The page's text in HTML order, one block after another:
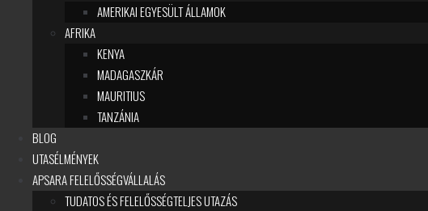
AMERIKAI EGYESÜLT ÁLLAMOK
AFRIKA
KENYA
MADAGASZKÁR
MAURITIUS
TANZÁNIA
BLOG
UTASÉLMÉNYEK
APSARA FELELŐSSÉGVÁLLALÁS
TUDATOS ÉS FELELŐSSÉGTELJES UTAZÁS